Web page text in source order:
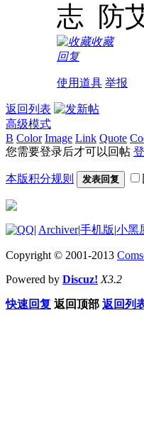
志 防
收藏
回复
使用道具 举报
返回列表
高级模式
B Color Image Link Quote
您需要登录后才可以回帖
本版积分规则 发表回复
| Archiver|手机版|小黑
Copyright © 2001-2013
Powered by Discuz! X3.2
快速回复 返回顶部 返回列